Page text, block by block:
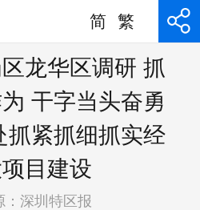
简 繁
龙华区调研 抓
干字当头奋勇
抓紧抓细抓实经
目建设
：深圳特区报